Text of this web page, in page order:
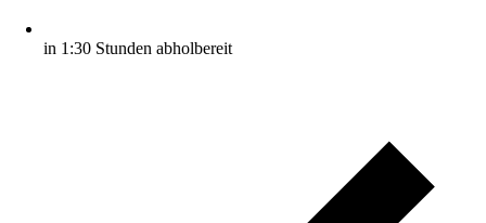
in 1:30 Stunden abholbereit